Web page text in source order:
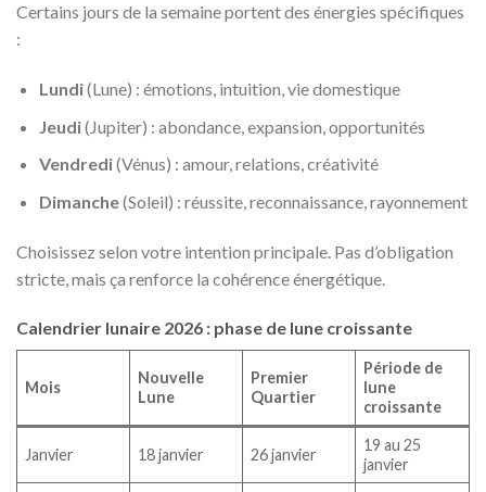
Certains jours de la semaine portent des énergies spécifiques
:
Lundi(Lune) : émotions, intuition, vie domestique
Jeudi(Jupiter) : abondance, expansion, opportunités
Vendredi(Vénus) : amour, relations, créativité
Dimanche(Soleil) : réussite, reconnaissance, rayonnement
Choisissez selon votre intention principale. Pas d’obligation
stricte, mais ça renforce la cohérence énergétique.
Calendrier lunaire 2026 : phase de lune croissante
Mois
Nouvelle
Lune
Premier
Quartier
Période de
lune
croissante
Janvier 18 janvier 26 janvier
19 au 25
janvier